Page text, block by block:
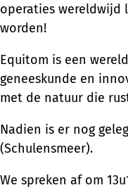
operaties wereldwijd
worden!
Equitom is een
geneeskunde en
met de natuur die
Nadien is er nog
(Schulensmeer).
We spreken af om